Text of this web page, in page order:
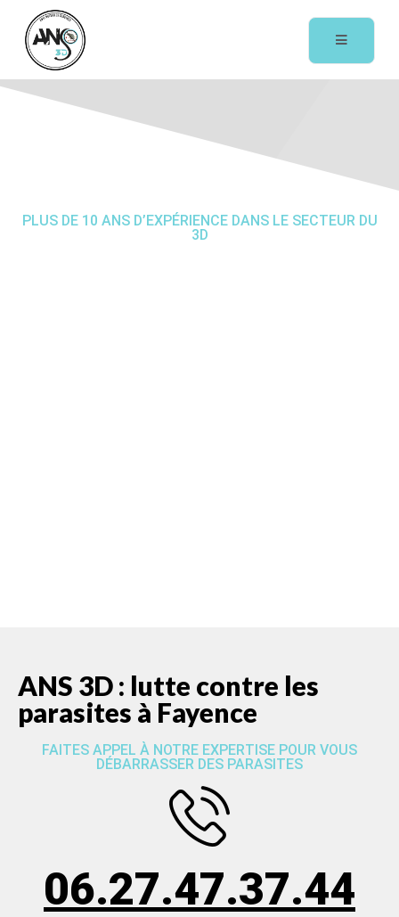
PLUS DE 10 ANS D’EXPÉRIENCE DANS LE SECTEUR DU
3D
ANS 3D : lutte contre les
parasites à Fayence
FAITES APPEL À NOTRE EXPERTISE POUR VOUS
DÉBARRASSER DES PARASITES
06.27.47.37.44